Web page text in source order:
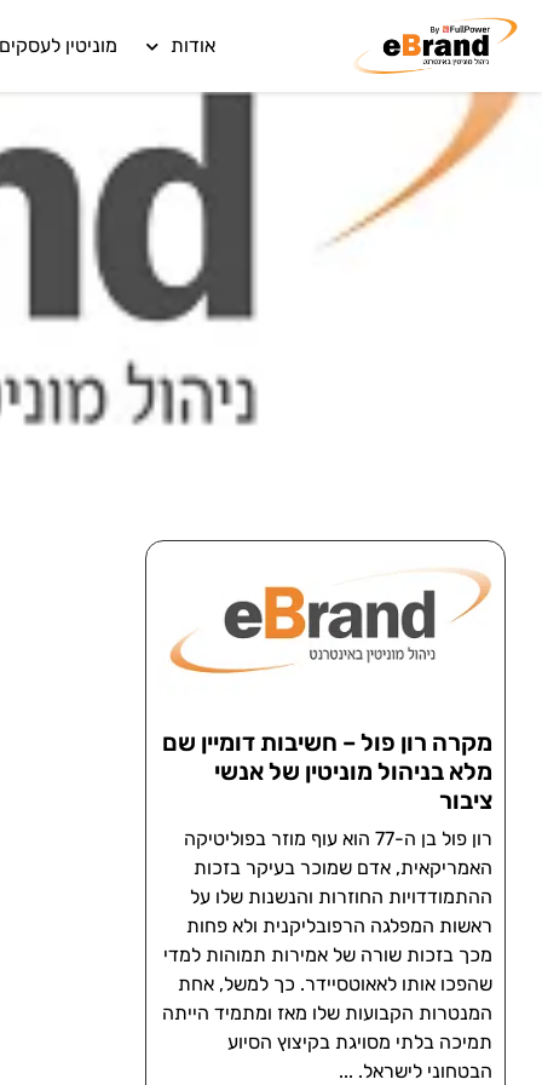
אודות מוניטין לעסקים
מקרה רון פול – חשיבות דומיין שם
מלא בניהול מוניטין של אנשי
ציבור
רון פול בן ה-77 הוא עוף מוזר בפוליטיקה
האמריקאית, אדם שמוכר בעיקר בזכות
ההתמודדויות החוזרות והנשנות שלו על
ראשות המפלגה הרפובליקנית ולא פחות
מכך בזכות שורה של אמירות תמוהות למדי
שהפכו אותו לאאוטסיידר. כך למשל, אחת
המנטרות הקבועות שלו מאז ומתמיד הייתה
תמיכה בלתי מסויגת בקיצוץ הסיוע
הבטחוני לישראל.